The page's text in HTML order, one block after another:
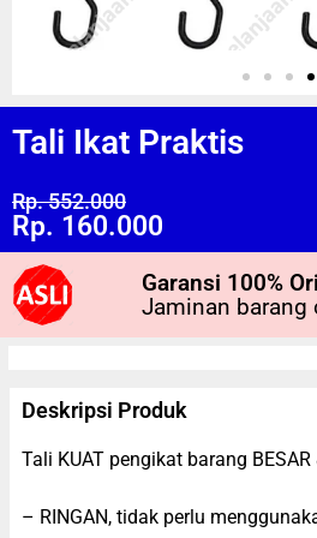
Tali Ikat Praktis
Rp. 552.000
Rp. 160.000
Garansi 100% Ori
Jaminan barang
Deskripsi Produk
Tali KUAT pengikat barang BESAR
– RINGAN, tidak perlu